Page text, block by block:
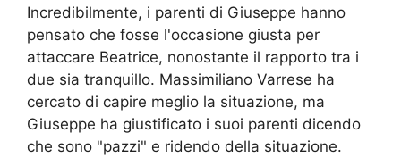
Incredibilmente, i parenti di Giuseppe hanno
pensato che fosse l'occasione giusta per
attaccare Beatrice, nonostante il rapporto tra i
due sia tranquillo. Massimiliano Varrese ha
cercato di capire meglio la situazione, ma
Giuseppe ha giustificato i suoi parenti dicendo
che sono "pazzi" e ridendo della situazione.